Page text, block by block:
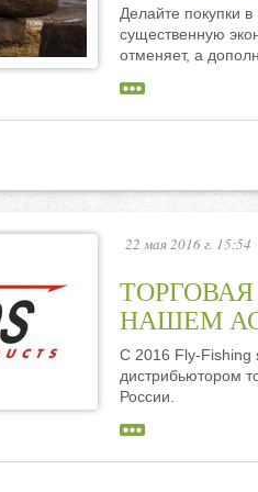
Делайте покупки
существенную
отменяет, а
22 мая 2016 г. 15:54
ТОРГОВАЯ
НАШЕМ
С 2016 Fly-Fishing
дистрибьютором
России.